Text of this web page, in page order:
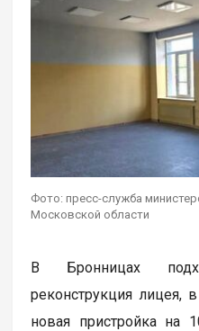
Фото: пресс-служба
Московской области
В Бронницах
реконструкция лицея,
новая пристройка на